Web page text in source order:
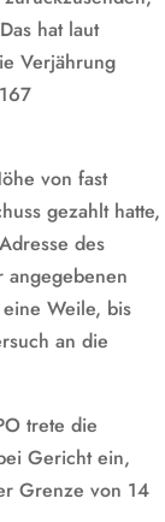
hat laut
Verjährung
von fast
gezahlt hatte,
des
angegebenen
Weile, bis
an die
trete die
Gericht ein,
Grenze von 14